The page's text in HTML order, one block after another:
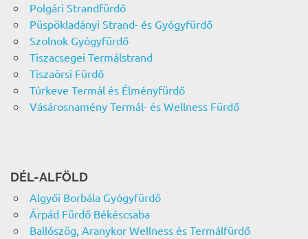
Polgári Strandfürdő
Püspökladányi Strand- és Gyógyfürdő
Szolnok Gyógyfürdő
Tiszacsegei Termálstrand
Tiszaörsi Fürdő
Túrkeve Termál és Élményfürdő
Vásárosnamény Termál- és Wellness Fürdő
DÉL-ALFÖLD
Algyői Borbála Gyógyfürdő
Árpád Fürdő Békéscsaba
Ballószög, Aranykor Wellness és Termálfürdő